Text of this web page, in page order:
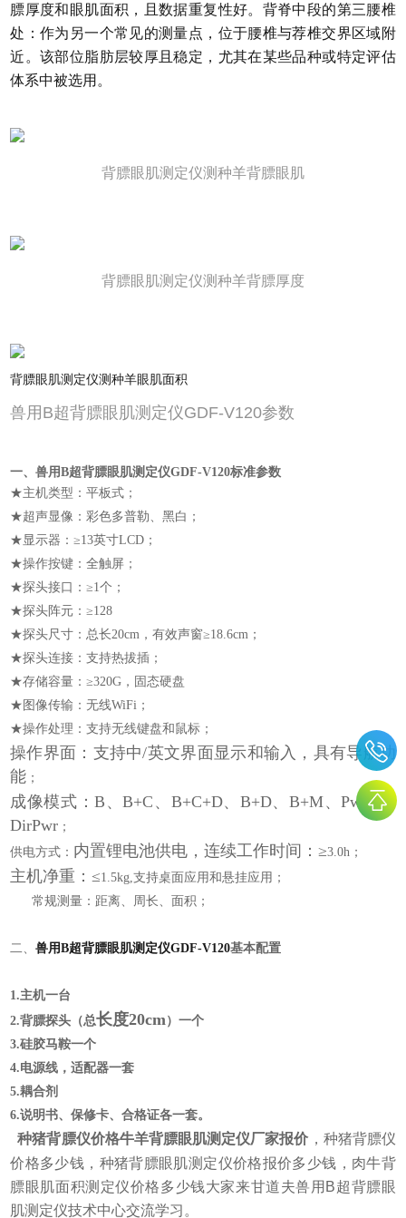
膘厚度和眼肌面积，且数据重复性好。背脊中段的第三腰椎
处：作为另一个常见的测量点，位于腰椎与荐椎交界区域附
近。该部位脂肪层较厚且稳定，尤其在某些品种或特定评估
体系中被选用。
背膘眼肌测定仪测种羊背膘眼肌
背膘眼肌测定仪测种羊背膘厚度
背膘眼肌测定仪测种羊眼肌面积
兽用B超背膘眼肌测定仪GDF-V120参数
一、兽用B超背膘眼肌测定仪GDF-V120标准参数
★主机类型：平板式；
★超声显像：彩色多普勒、黑白；
★显示器：≥13英寸LCD；
★操作按键：全触屏；
★探头接口：≥1个；
★探头阵元：≥128
★探头尺寸：总长20cm，有效声窗≥18.6cm；
★探头连接：支持热拔插；
★存储容量：≥320G，固态硬盘
★图像传输：无线WiFi；
★操作处理：支持无线键盘和鼠标；
操作界面：支持中/英文界面显示和输入，具有导航功
能 ；
成像模式：B、B+C、B+C+D、B+D、B+M、PwrD、
DirPwr ；
供电方式： 内置锂电池供电，连续工作时间：≥3.0h；
主机净重：≤1.5kg,支持桌面应用和悬挂应用；
常规测量：距离、周长、面积；
二、兽用B超背膘眼肌测定仪GDF-V120基本配置
1.主机一台
2.背膘探头 （总长度20cm ）一个
3.硅胶马鞍一个
4. 电源线，适配器一套
5.耦合剂
6.说明书、保修卡、合格证各一套。
种猪背膘仪价格牛羊背膘眼肌测定仪厂家报价 ，种猪背膘仪
价格多少钱，种猪背膘眼肌测定仪价格报价多少钱，肉牛背
膘眼肌面积测定仪价格多少钱大家来甘道夫兽用B超背膘眼
肌测定仪技术中心交流学习。